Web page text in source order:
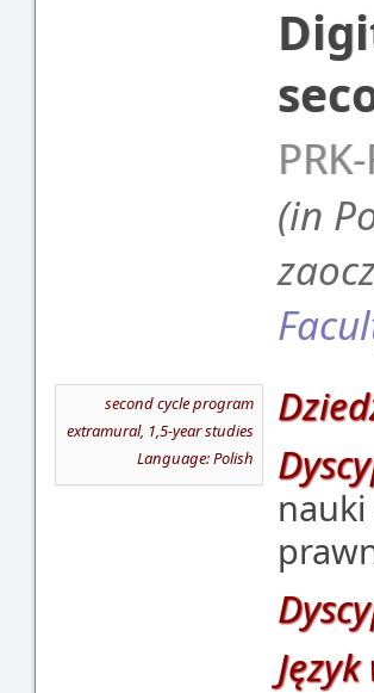
(in
second cycle program
extramural, 1,5-year studies
Language: Polish